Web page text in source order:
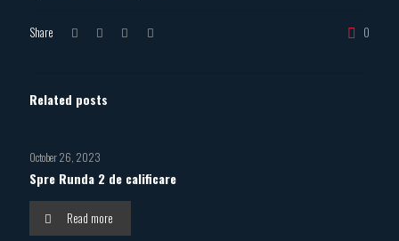
Share 0
Related posts
October 26, 2023
Spre Runda 2 de calificare
Read more